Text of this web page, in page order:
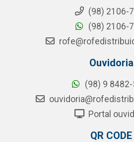
(98) 2106-
(98) 2106-
Ouvidoria
(98) 9
Portal
QR CODE